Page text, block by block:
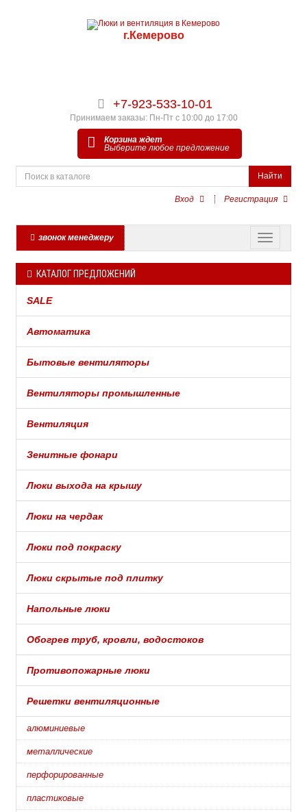
г.Кемерово
+7-923-533-10-01
Принимаем заказы: Пн-Пт с 10:00 до 17:00
Корзина ждет
Выберите любое предложение
Найти
Вход Регистрация
звонок менеджеру
КАТАЛОГ ПРЕДЛОЖЕНИЙ
SALE
Автоматика
Бытовые вентиляторы
Вентиляторы промышленные
Вентиляция
Зенитные фонари
Люки выхода на крышу
Люки на чердак
Люки под покраску
Люки скрытые под плитку
Напольные люки
Обогрев труб, кровли, водостоков
Противопожарные люки
Решетки вентиляционные
алюминиевые
металлические
перфорированные
пластиковые